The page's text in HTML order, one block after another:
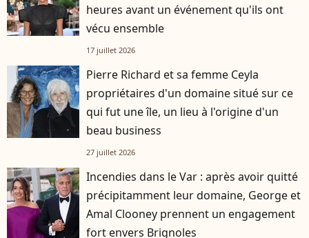
heures avant un événement qu'ils ont
vécu ensemble
17 juillet 2026
Pierre Richard et sa femme Ceyla
propriétaires d'un domaine situé sur ce
qui fut une île, un lieu à l'origine d'un
beau business
27 juillet 2026
Incendies dans le Var : après avoir quitté
précipitamment leur domaine, George et
Amal Clooney prennent un engagement
fort envers Brignoles